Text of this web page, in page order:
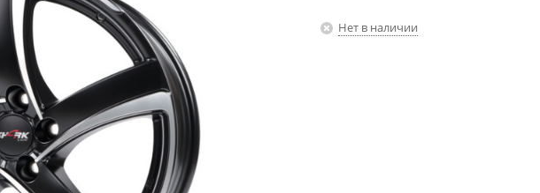
Нет в наличии